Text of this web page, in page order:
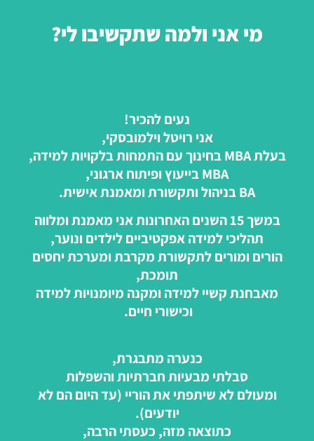
מי אני ולמה שתקשיבו לי?
נעים להכיר!
אני רויטל וילמובסקי,
בעלת MBA בחינוך עם התמחות בלקויות למידה,
MBA בייעוץ ופיתוח ארגוני,
BA בניהול ותקשורת ומאמנת אישית.
במשך 15 השנים האחרונות אני מאמנת ומלווה
תהליכי למידה אפקטיביים לילדים ונוער,
הורים ומורים לתקשורת מקרבת ומערכת יחסים
תומכת,
מאבחנת קשיי למידה ומקנה מיומנויות למידה
וכישורי חיים.
כנערה מתבגרת,
סבלתי מבעיות חברתיות והשפלות
ומעולם לא שיתפתי את הוריי (עד היום הם לא
יודעים).
כתוצאה מזה, כעסתי הרבה,